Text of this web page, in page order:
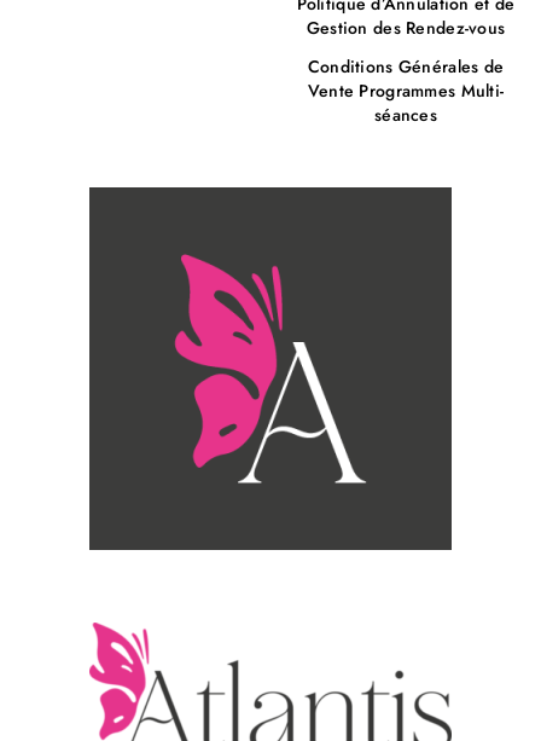
Gestion des Rendez-vous
Conditions Générales de
Vente Programmes Multi-
séances